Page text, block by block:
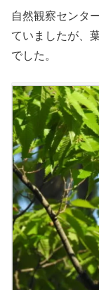
自然観察センタ
ていましたが、
でした。